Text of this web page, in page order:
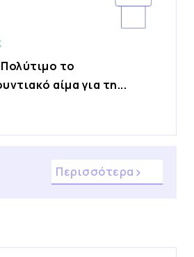
το
αίμα για τη...
Περισσότερα